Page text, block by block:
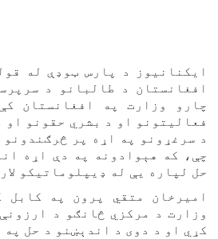
ایکنانیوز د پارس ټوډې له
افغانستان د طالبانو د
چارو وزارت په افغانستان
فعاليتونو او د بشري حقونو او
د سرغړونو په اړه پر
چې، که هېوادونه په دې اړه
حل لپاره يې له ډيپلوماتيکو
امیرخان متقي پرون په کابل
وزارت د مرکزي څانګو د
کړي او د دوی د اندېښنو د حل